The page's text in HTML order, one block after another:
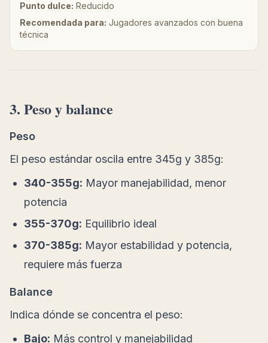
Punto dulce: Reducido
Recomendada para: Jugadores avanzados con buena
técnica
3. Peso y balance
Peso
El peso estándar oscila entre 345g y 385g:
340-355g: Mayor manejabilidad, menor
potencia
355-370g: Equilibrio ideal
370-385g: Mayor estabilidad y potencia,
requiere más fuerza
Balance
Indica dónde se concentra el peso:
Bajo: Más control y manejabilidad